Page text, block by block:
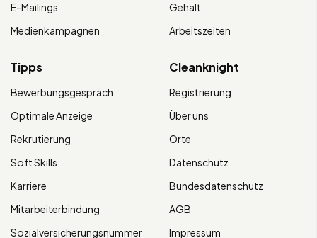
E-Mailings
Medienkampagnen
Gehalt
Arbeitszeiten
Tipps
Bewerbungsgespräch
Optimale Anzeige
Rekrutierung
Soft Skills
Karriere
Mitarbeiterbindung
Sozialversicherungsnummer
Cleanknight
Registrierung
Über uns
Orte
Datenschutz
Bundesdatenschutz
AGB
Impressum